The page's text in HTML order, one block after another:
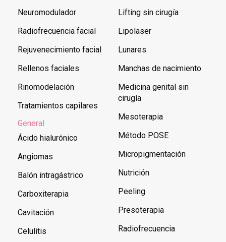
Neuromodulador
Radiofrecuencia facial
Rejuvenecimiento facial
Rellenos faciales
Rinomodelación
Tratamientos capilares
General
Ácido hialurónico
Angiomas
Balón intragástrico
Carboxiterapia
Cavitación
Celulitis
Lifting sin cirugía
Lipolaser
Lunares
Manchas de nacimiento
Medicina genital sin
cirugía
Mesoterapia
Método POSE
Micropigmentación
Nutrición
Peeling
Presoterapia
Radiofrecuencia